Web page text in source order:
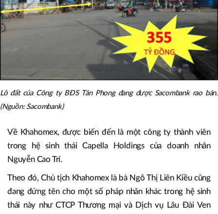
Lô đất của Công ty BĐS Tân Phong đang được Sacombank rao bán.
(Nguồn: Sacombank)
Về Khahomex, được biến đến là một công ty thành viên
trong hệ sinh thái Capella Holdings của doanh nhân
Nguyễn Cao Trí.
Theo đó, Chủ tịch Khahomex là bà Ngô Thị Liên Kiều cũng
đang đứng tên cho một số pháp nhân khác trong hệ sinh
thái này như CTCP Thương mại và Dịch vụ Lâu Đài Ven